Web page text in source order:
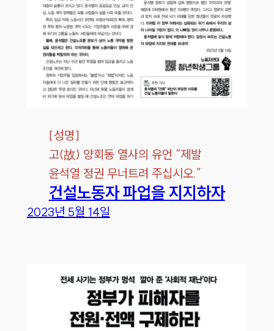
[성명]
고(故) 양회동 열사의 유언 “제발
윤석열 정권 무너트려 주십시오.”
건설노동자 파업을 지지하자
2023년 5월 14일